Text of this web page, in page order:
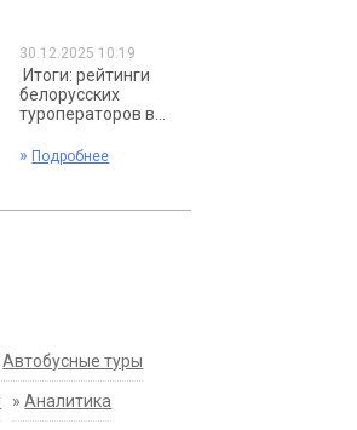
30.12.2025 10:19
Итоги: рейтинги
белорусских
туроператоров в...
» Подробнее
Автобусные туры
»Аналитика